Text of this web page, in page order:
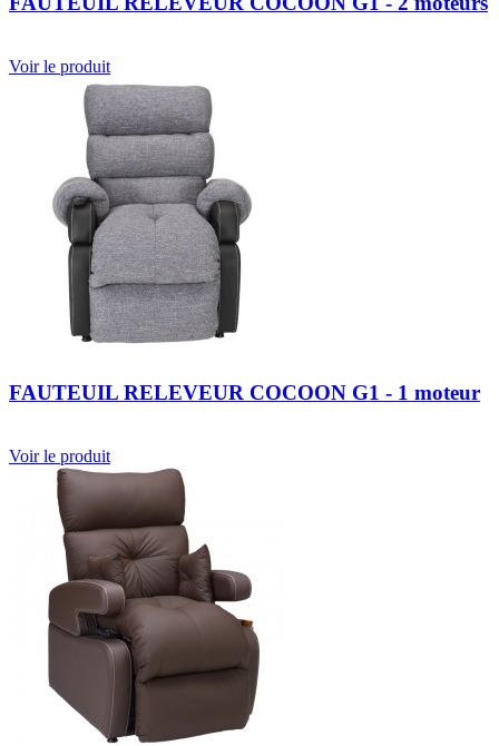
Voir le produit
FAUTEUIL RELEVEUR COCOON G1 - 1 moteur
Voir le produit